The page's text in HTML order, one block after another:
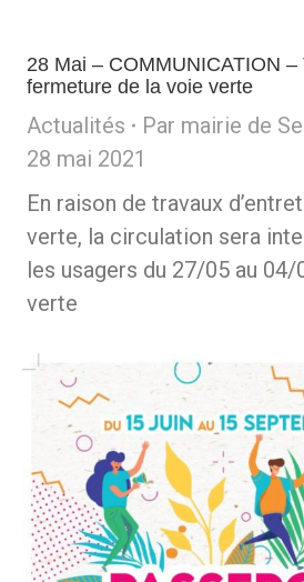
28 Mai – COMMUNICATION –
fermeture de la voie verte
Actualités Par mairie de
28 mai 2021
En raison de travaux
verte, la circulation sera
les usagers du 27/05 au
verte